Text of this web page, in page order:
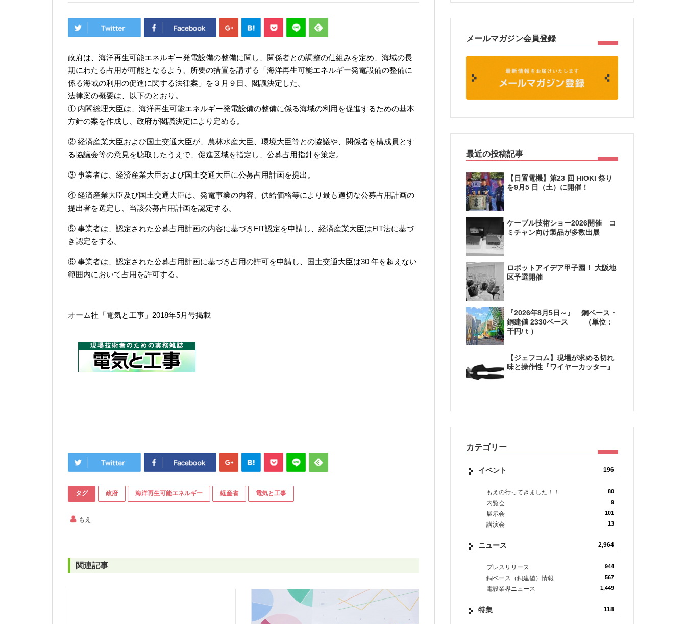
政府は、海洋再生可能エネルギー発電設備の整備に関し、関係者との調整の仕組みを定め、海域の長
期にわたる占用が可能となるよう、所要の措置を講ずる「海洋再生可能エネルギー発電設備の整備に
係る海域の利用の促進に関する法律案」を３月９日、閣議決定した。
法律案の概要は、以下のとおり。
① 内閣総理大臣は、海洋再生可能エネルギー発電設備の整備に係る海域の利用を促進するための基本
方針の案を作成し、政府が閣議決定により定める。
② 経済産業大臣および国土交通大臣が、農林水産大臣、環境大臣等との協議や、関係者を構成員とす
る協議会等の意見を聴取したうえで、促進区域を指定し、公募占用指針を策定。
③ 事業者は、経済産業大臣および国土交通大臣に公募占用計画を提出。
④ 経済産業大臣及び国土交通大臣は、発電事業の内容、供給価格等により最も適切な公募占用計画の
提出者を選定し、当該公募占用計画を認定する。
⑤ 事業者は、認定された公募占用計画の内容に基づきFIT認定を申請し、経済産業大臣はFIT法に基づ
き認定をする。
⑥ 事業者は、認定された公募占用計画に基づき占用の許可を申請し、国土交通大臣は30 年を超えない
範囲内において占用を許可する。
オーム社「電気と工事」2018年5月号掲載
タグ 政府 海洋再生可能エネルギー 経産省 電気と工事
もえ
関連記事
メールマガジン会員登録
最近の投稿記事
【日置電機】第23 回 HIOKI 祭り
を9月5 日（土）に開催！
ケーブル技術ショー2026開催 コ
ミチャン向け製品が多数出展
ロボットアイデア甲子園！ 大阪地
区予選開催
『2026年8月5日～』 銅ベース・
銅建値 2330ベース （単位：
千円/ｔ）
【ジェフコム】現場が求める切れ
味と操作性『ワイヤーカッター』
カテゴリー
イベント 196
もえの行ってきました！！ 80
内覧会 9
展示会 101
講演会 13
ニュース 2,964
プレスリリース 944
銅ベース（銅建値）情報 567
電設業界ニュース 1,449
特集 118